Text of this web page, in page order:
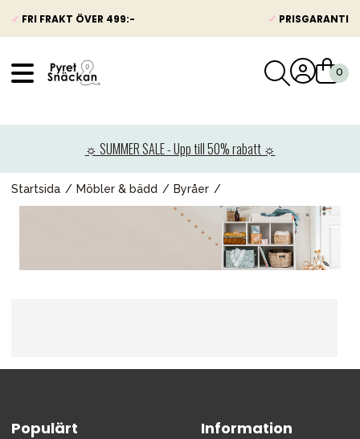
✓ FRI FRAKT ÖVER 499:- ✓ PRISGARANTI
☼ SUMMER SALE - Upp till 50% rabatt ☼
Startsida Möbler & bädd Byråer
Populärt Information
Barnvagnar
Bilbarnstolar
Babypaket
Barn & Baby
Tillbehör
Kampanjer